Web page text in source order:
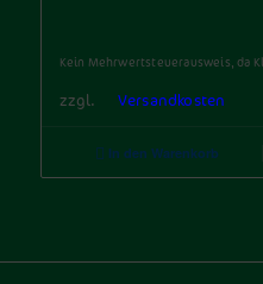
Kein Mehrwertsteuerausweis, da
zzgl. Versandkosten
In den Warenkorb